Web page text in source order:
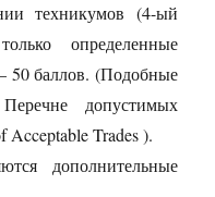
техникумов (4-ый
определенные
50 баллов. (Подобные
допустимых
Trades ).
дополнительные